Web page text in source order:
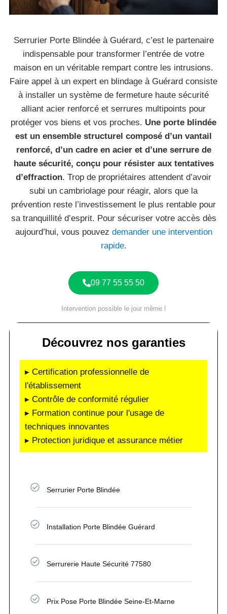
Serrurier Porte Blindée à Guérard, c’est le partenaire
indispensable pour transformer l’entrée de votre
maison en un véritable rempart contre les intrusions.
Faire appel à un expert en blindage à Guérard consiste
à installer un système de fermeture haute sécurité
alliant acier renforcé et serrures multipoints pour
protéger vos biens et vos proches. Une porte blindée
est un ensemble structurel composé d’un vantail
renforcé, d’un cadre en acier et d’une serrure de
haute sécurité, conçu pour résister aux tentatives
d’effraction. Trop de propriétaires attendent d’avoir
subi un cambriolage pour réagir, alors que la
prévention reste l’investissement le plus rentable pour
sa tranquillité d’esprit. Pour sécuriser votre accès dès
aujourd’hui, vous pouvez demander une intervention
rapide.
09 77 55 55 50
Intervention possible le jour même !
Découvrez nos garanties
▸ Certification professionnelle de
l'établissement
▸ Contrôle de conformité régulier
▸ Formation continue pour l'usage de
techniques innovantes
▸ Protection juridique et assurance métier
Serrurier Porte Blindée
Installation Porte Blindée Guérard
Serrurerie Haute Sécurité 77580
Prix Pose Porte Blindée Seine-Et-Marne